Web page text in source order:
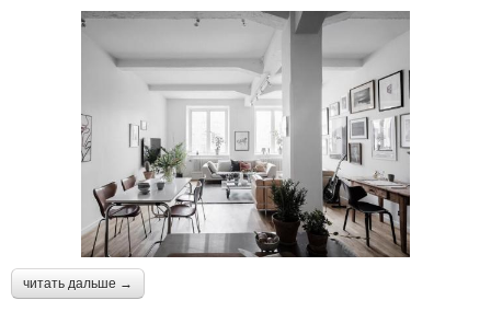
читать дальше →